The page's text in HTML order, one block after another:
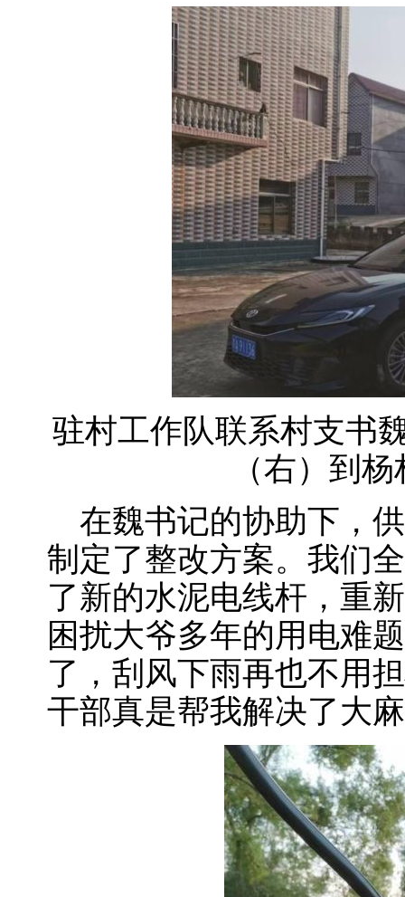
驻村工作队联系村支书
（右）到
在魏书记的协助下，
制定了整改方案。我们
了新的水泥电线杆，重
困扰大爷多年的用电难
了，刮风下雨再也不用
干部真是帮我解决了大